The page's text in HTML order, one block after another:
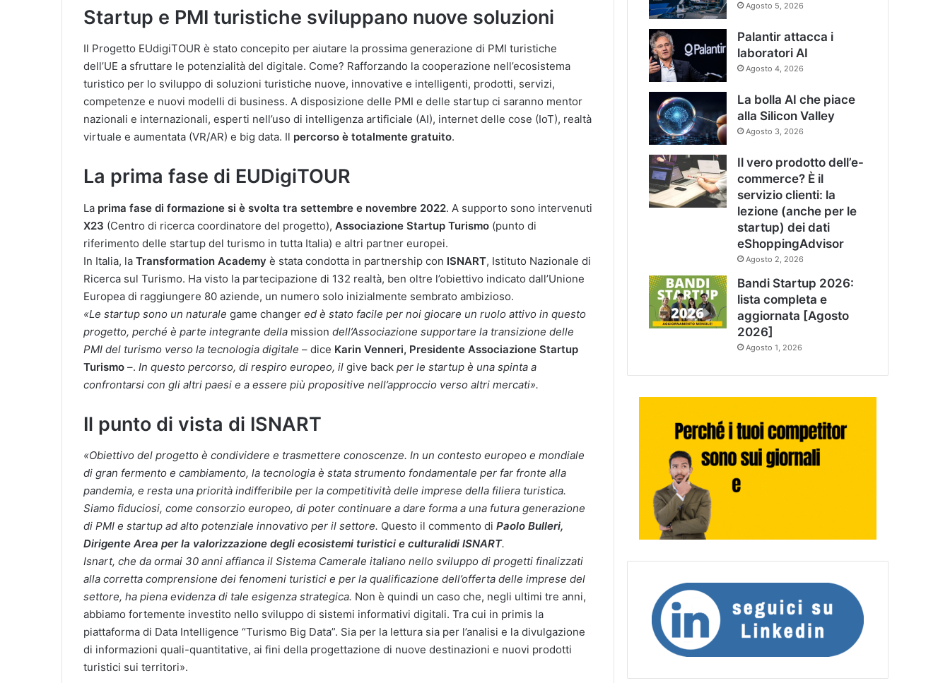
Startup e PMI turistiche sviluppano nuove soluzioni
Il Progetto EUdigiTOUR è stato concepito per aiutare la prossima generazione di PMI turistiche
dell’UE a sfruttare le potenzialità del digitale. Come? Rafforzando la cooperazione nell’ecosistema
turistico per lo sviluppo di soluzioni turistiche nuove, innovative e intelligenti, prodotti, servizi,
competenze e nuovi modelli di business. A disposizione delle PMI e delle startup ci saranno mentor
nazionali e internazionali, esperti nell’uso di intelligenza artificiale (AI), internet delle cose (IoT), realtà
virtuale e aumentata (VR/AR) e big data. Il percorso è totalmente gratuito.
La prima fase di EUDigiTOUR
La prima fase di formazione si è svolta tra settembre e novembre 2022. A supporto sono intervenuti
X23 (Centro di ricerca coordinatore del progetto), Associazione Startup Turismo (punto di
riferimento delle startup del turismo in tutta Italia) e altri partner europei.
In Italia, la Transformation Academy è stata condotta in partnership con ISNART, Istituto Nazionale di
Ricerca sul Turismo. Ha visto la partecipazione di 132 realtà, ben oltre l’obiettivo indicato dall’Unione
Europea di raggiungere 80 aziende, un numero solo inizialmente sembrato ambizioso.
«Le startup sono un naturale game changer ed è stato facile per noi giocare un ruolo attivo in questo
progetto, perché è parte integrante della mission dell’Associazione supportare la transizione delle
PMI del turismo verso la tecnologia digitale – dice Karin Venneri, Presidente Associazione Startup
Turismo –. In questo percorso, di respiro europeo, il give back per le startup è una spinta a
confrontarsi con gli altri paesi e a essere più propositive nell’approccio verso altri mercati».
Il punto di vista di ISNART
«Obiettivo del progetto è condividere e trasmettere conoscenze. In un contesto europeo e mondiale
di gran fermento e cambiamento, la tecnologia è stata strumento fondamentale per far fronte alla
pandemia, e resta una priorità indifferibile per la competitività delle imprese della filiera turistica.
Siamo fiduciosi, come consorzio europeo, di poter continuare a dare forma a una futura generazione
di PMI e startup ad alto potenziale innovativo per il settore. Questo il commento di Paolo Bulleri,
Dirigente Area per la valorizzazione degli ecosistemi turistici e culturalidi ISNART.
Isnart, che da ormai 30 anni affianca il Sistema Camerale italiano nello sviluppo di progetti finalizzati
alla corretta comprensione dei fenomeni turistici e per la qualificazione dell’offerta delle imprese del
settore, ha piena evidenza di tale esigenza strategica. Non è quindi un caso che, negli ultimi tre anni,
abbiamo fortemente investito nello sviluppo di sistemi informativi digitali. Tra cui in primis la
piattaforma di Data Intelligence “Turismo Big Data”. Sia per la lettura sia per l’analisi e la divulgazione
di informazioni quali-quantitative, ai fini della progettazione di nuove destinazioni e nuovi prodotti
turistici sui territori».
Agosto 5, 2026
Palantir attacca i
laboratori AI
Agosto 4, 2026
La bolla AI che piace
alla Silicon Valley
Agosto 3, 2026
Il vero prodotto dell’e-
commerce? È il
servizio clienti: la
lezione (anche per le
startup) dei dati
eShoppingAdvisor
Agosto 2, 2026
Bandi Startup 2026:
lista completa e
aggiornata [Agosto
2026]
Agosto 1, 2026